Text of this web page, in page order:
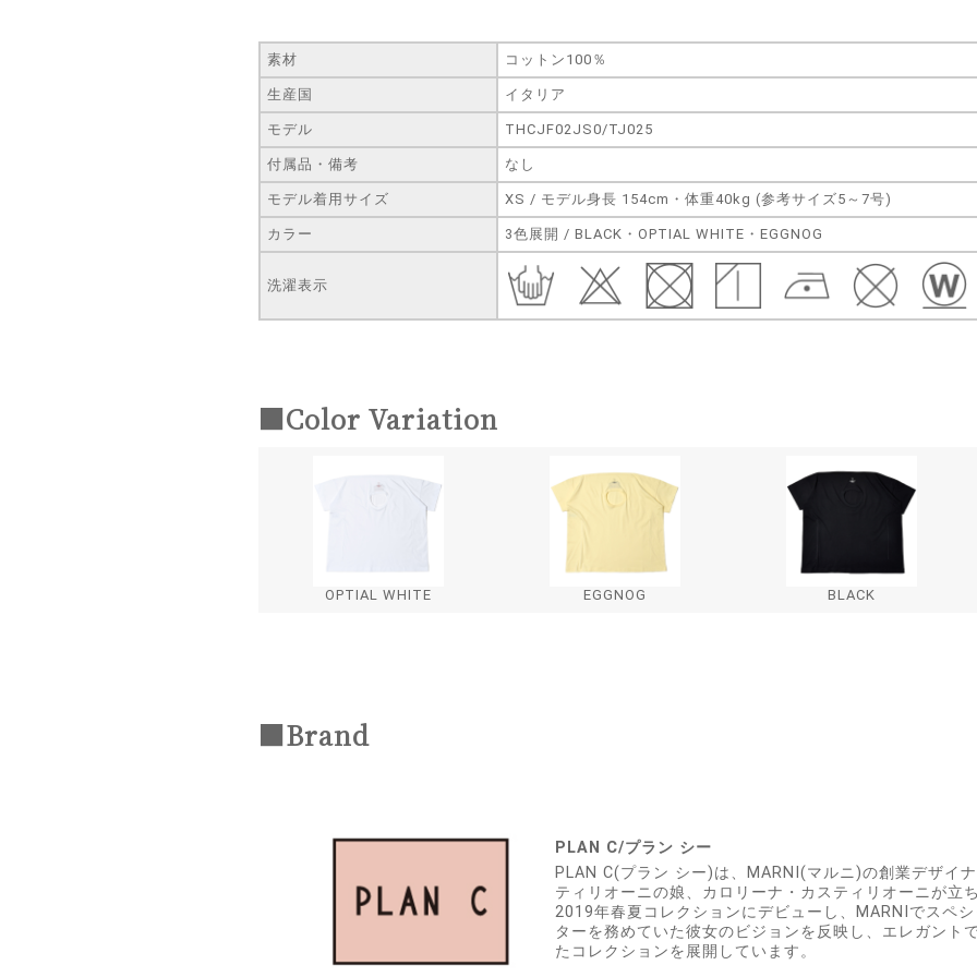
素材 コットン100％
生産国 イタリア
モデル THCJF02JS0/TJ025
付属品・備考 なし
モデル着用サイズ XS / モデル身長 154cm・体重40kg (参考サイズ5～7号)
カラー 3色展開 / BLACK・OPTIAL WHITE・EGGNOG
洗濯表示
■Color Variation
OPTIAL WHITE EGGNOG BLACK
■Brand
PLAN C/プラン シー
PLAN C(プラン シー)は、MARNI(マルニ)の創業デザイ
ティリオーニの娘、カロリーナ・カスティリオーニが立
2019年春夏コレクションにデビューし、MARNIでスペ
ターを務めていた彼女のビジョンを反映し、エレガント
たコレクションを展開しています。